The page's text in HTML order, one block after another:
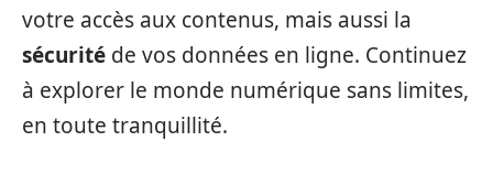
votre accès aux contenus, mais aussi la
sécurité de vos données en ligne. Continuez
à explorer le monde numérique sans limites,
en toute tranquillité.